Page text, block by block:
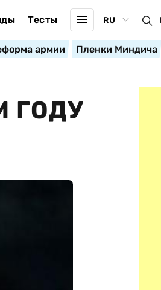
Тесты RU
армии Пленки Миндича
ГОДУ